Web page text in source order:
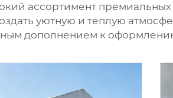
ассортимент
уютную и теплую
дополнением к